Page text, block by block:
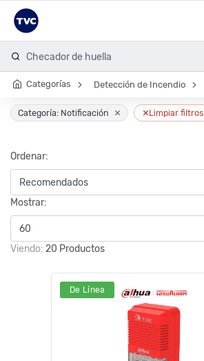
Checador de huella
Categorías Detección de Incendio
Categoría: Notificación × ×Limpiar filtros
Ordenar:
Mostrar:
Viendo: 20 Productos
De Línea